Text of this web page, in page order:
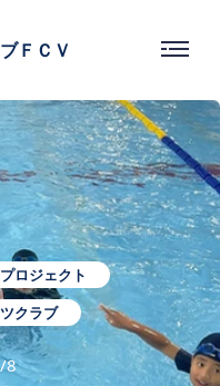
ＦＣＶ
ロジェクト
クラブ
8